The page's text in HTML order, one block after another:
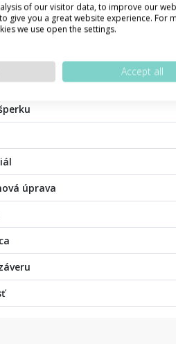
O PRODUKTE
úprava
of our visitor data, to improve our
give you a great website experience. For
we use open the settings.
Accept all